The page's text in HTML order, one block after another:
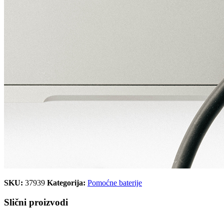
SKU: 37939 Kategorija: Pomoćne baterije
Slični proizvodi